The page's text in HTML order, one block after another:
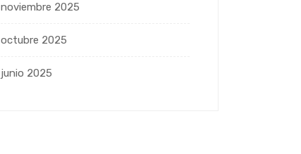
noviembre 2025
octubre 2025
junio 2025